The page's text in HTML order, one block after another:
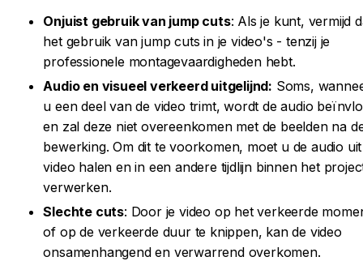
Onjuist gebruik van jump cuts: Als je kunt, vermijd
het gebruik van jump cuts in je video's - tenzij je
professionele montagevaardigheden hebt.
Audio en visueel verkeerd uitgelijnd: Soms,
u een deel van de video trimt, wordt de audio
en zal deze niet overeenkomen met de beelden na
bewerking. Om dit te voorkomen, moet u de audio
video halen en in een andere tijdlijn binnen het
verwerken.
Slechte cuts: Door je video op het verkeerde
of op de verkeerde duur te knippen, kan de video
onsamenhangend en verwarrend overkomen.